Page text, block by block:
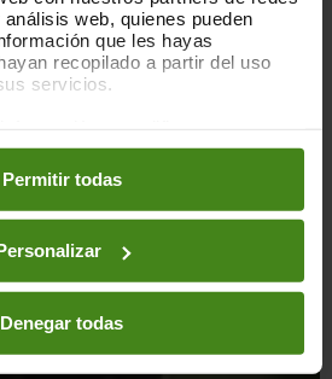
web, quienes pueden
que les hayas
recopilado a partir del uso
servicios.
a nuestraPolítica de Cookieso
a continuación:
Permitir todas
Denegar todas